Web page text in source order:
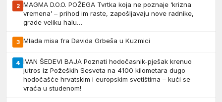
2 MAGMA D.O.O. POŽEGA Tvrtka koja ne poznaje ‘krizna
vremena’ – prihod im raste, zapošljavaju nove radnike,
grade veliku halu…
3 Mlada misa fra Davida Grbeša u Kuzmici
4 IVAN ŠEDEVI BAJA Poznati hodočasnik-pješak krenuo
jutros iz Požeških Sesveta na 4100 kilometara dugo
hodočašće hrvatskim i europskim svetištima – kući se
vraća u studenom!